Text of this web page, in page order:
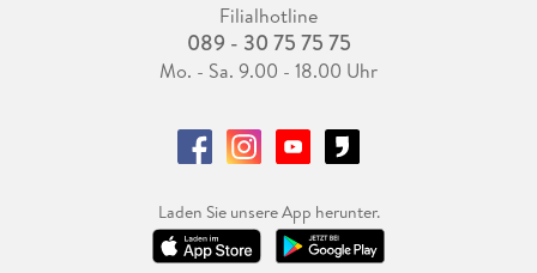
Filialhotline
089 - 30 75 75 75
Mo. - Sa. 9.00 - 18.00 Uhr
Laden Sie unsere App herunter.